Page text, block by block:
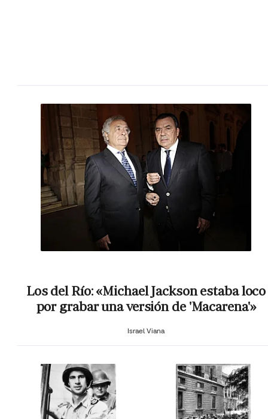
Los del Río: «Michael Jackson estaba loco
por grabar una versión de 'Macarena'»
Israel Viana